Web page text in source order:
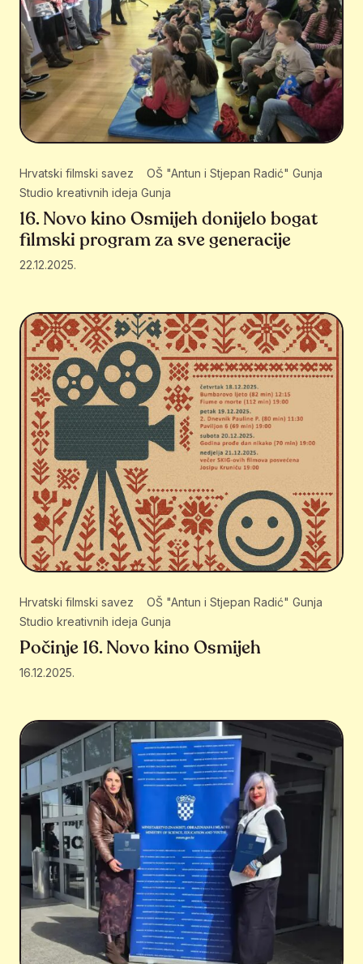
Hrvatski filmski savez
OŠ "Antun i Stjepan Radić" Gunja
Studio kreativnih ideja Gunja
16. Novo kino Osmijeh donijelo bogat
filmski program za sve generacije
22.12.2025.
Hrvatski filmski savez
OŠ "Antun i Stjepan Radić" Gunja
Studio kreativnih ideja Gunja
Počinje 16. Novo kino Osmijeh
16.12.2025.